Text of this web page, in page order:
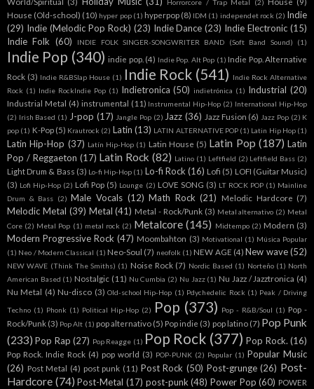
Horrorcore / Trap Metal (2)
House (Old-school) (10) hyper pop (1) hyperpop (8) IDM (1) independet rock (2) Indie
(29) Indie (Melodic Pop Rock) (23) Indie Dance (23) Indie Electronic (15)
Indie Folk (60) INDIE FOLK SINGER-SONGWRITER BAND (Soft Band Sound) (1)
Indie Pop (340) indie pop. (4) Indie Pop. Alt Pop (1) Indie Pop. Alternative
Rock (3) Indie R&BSlap House (1) Indie Rock (541) Indie Rock Alternative
Rock (1) Indie RockIndie Pop (1) Indietronica (50) indietrónica (1) Industrial (20)
Industrial Metal (4) instrumental (11) Instrumental Hip-Hop (2) International Hip-Hop
(2) Irish Based (1) J-pop (17) Jangle Pop (2) Jazz (36) Jazz Fusion (6) Jazz Pop (2) K
pop (1) K-Pop (5) Krautrock (2) Latin (13) LATIN ALTERNATIVE POP (1) Latin Hip Hop (1)
Latin Hip-Hop (37) Latín Hip-Hop (1) Latin House (5) Latin Pop (187) Latin
Pop / Reggaeton (17) Latin Rock (82) Latino (1) Leftfield (2) Leftfield Bass (2)
Light Drum & Bass (3) Lo-fi Hip-Hop (1) Lo-fi Rock (16) Lofi (5) LOFI (Guitar Music)
(3) Lofi Hip-Hop (2) Lofi Pop (5) Lounge (2) LOVE SONG (3) LT ROCK POP (1) Mainline
Drum & Bass (2) Male Vocals (12) Math Rock (21) Melodic Hardcore (7)
Melodic Metal (39) Metal (41) Metal - Rock/Punk (3) Metal alternativo (2) Metal
Core (2) Metal Pop (1) metal rock (2) Metalcore (145) Midtempo (2) Modern (3)
Modern Progressive Rock (47) Moombahton (3) Motivational (1) Música Popular
(1) Neo / Modern Classical (1) Neo-Soul (7) neofolk (1) NEW AGE (4) New wave (52)
NEW WAVE (Think The Smiths) (1) Noise Rock (7) Nordic Based (1) Norteño (1) North
American Based (1) Nostalgic (11) Nu Cumbia (2) Nu Jazz (1) Nu Jazz / Jazztronica (4)
Nu Metal (4) Nu-disco (3) Old-school Hip-Hop (1) Pdychedelic Rock (1) Peak / Driving
Techno (1) Phonk (1) Political Hip-Hop (2) Pop (373) Pop - R&B/Soul (1) Pop -
Rock/Punk (3) Pop Alt (1) pop alternativo (5) Pop indie (3) pop latino (7) Pop Punk
(233) Pop Rap (27) Pop Reagge (1) Pop Rock (377) Pop Rock. (16)
Pop Rock. Indie Rock (4) pop world (3) POP-PUNK (2) Popular (1) Popular Music
(26) Post Metal (4) post punk (11) Post Rock (50) Post-grunge (26) Post-
Hardcore (74) Post-Metal (17) post-punk (48) Power Pop (60) POWER